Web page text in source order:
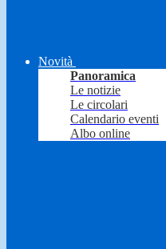
Novità
Panoramica
Le notizie
Le circolari
Calendario eventi
Albo online